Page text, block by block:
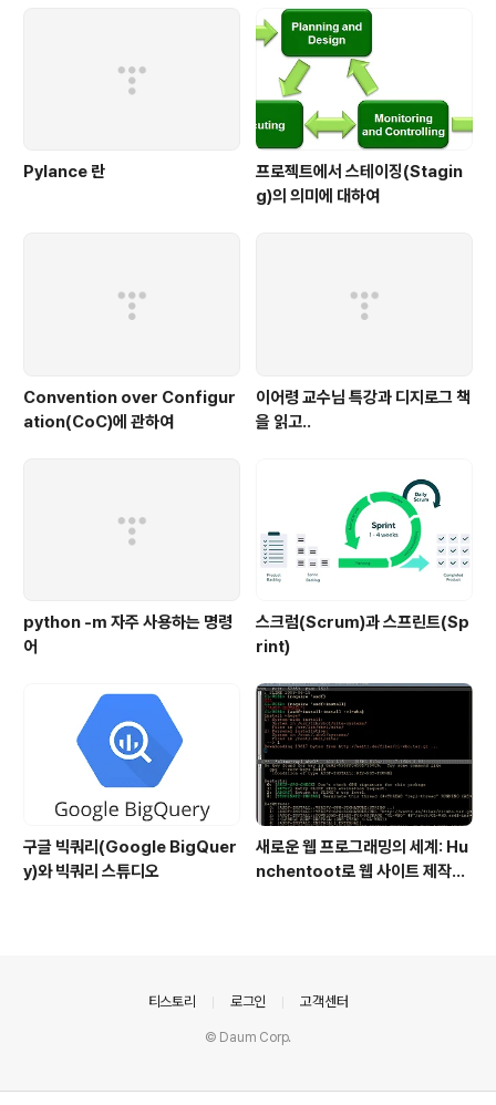
Pylance 란
프로젝트에서 스테이징(Stagin
g)의 의미에 대하여
Convention over Configur
ation(CoC)에 관하여
이어령 교수님 특강과 디지로그 책
을 읽고..
python -m 자주 사용하는 명령
어
스크럼(Scrum)과 스프린트(Sp
rint)
구글 빅쿼리(Google BigQuer
y)와 빅쿼리 스튜디오
새로운 웹 프로그래밍의 세계: Hu
nchentoot로 웹 사이트 제작하
티스토리 로그인 고객센터
© Daum Corp.